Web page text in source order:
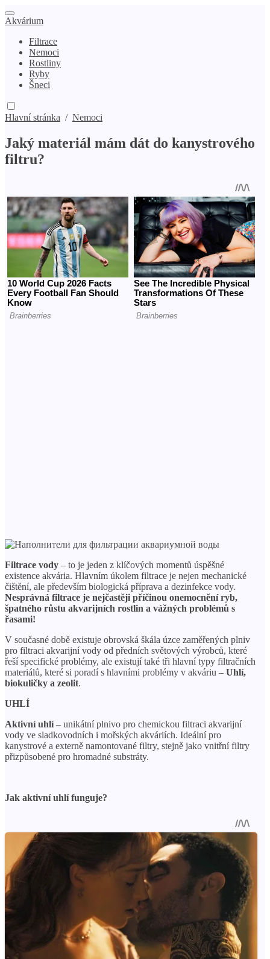
Akvárium
Filtrace
Nemoci
Rostliny
Ryby
Šneci
Hlavní stránka / Nemoci
Jaký materiál mám dát do kanystrového
filtru?
Filtrace vody – to je jeden z klíčových momentů úspěšné
existence akvária. Hlavním úkolem filtrace je nejen mechanické
čištění, ale především biologická příprava a dezinfekce vody.
Nesprávná filtrace je nejčastěji příčinou onemocnění ryb,
špatného růstu akvarijních rostlin a vážných problémů s
řasami!
V současné době existuje obrovská škála úzce zaměřených plniv
pro filtraci akvarijní vody od předních světových výrobců, které
řeší specifické problémy, ale existují také tři hlavní typy filtračních
materiálů, které si poradí s hlavními problémy v akváriu – Uhlí,
biokuličky a zeolit.
UHLÍ
Aktivní uhlí– unikátní plnivo pro chemickou filtraci akvarijní
vody ve sladkovodních i mořských akváriích. Ideální pro
kanystrové a externě namontované filtry, stejně jako vnitřní filtry
přizpůsobené pro hromadné substráty.
Jak aktivní uhlí funguje?